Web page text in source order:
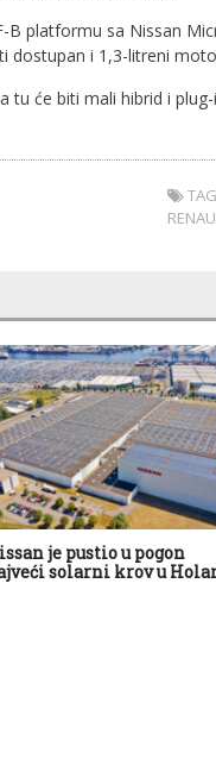
B platformu sa Nissan
i 1,3-litreni
tu će biti mali hibrid i
je pustio u pogon
solarni krov u